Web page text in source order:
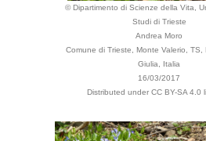
© Dipartimento di Scienze della Vita,
Studi di Trieste
Andrea Moro
Comune di Trieste, Monte Valerio, TS,
Giulia, Italia
16/03/2017
Distributed under CC BY-SA 4.0